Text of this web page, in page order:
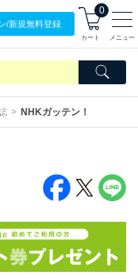
/新規無料登録
0
カート メニュー
NHKガッテン！